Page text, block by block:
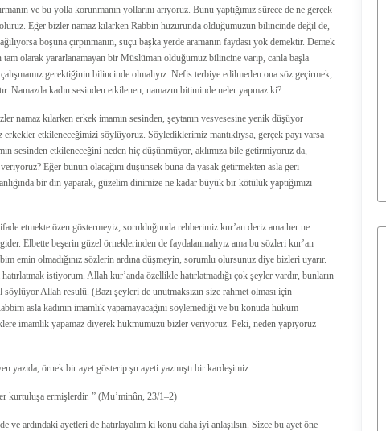
ve bu yolla korunmanın yollarını arıyoruz. Bunu yaptığımız sürece de ne gerçek
Eğer bizler namaz kılarken Rabbin huzurunda olduğumuzun bilincinde değil de,
boşuna çırpınmanın, suçu başka yerde aramanın faydası yok demektir. Demek
tam olarak yararlanamayan bir Müslüman olduğumuz bilincine varıp, canla başla
gerektiğinin bilincinde olmalıyız. Nefis terbiye edilmeden ona söz geçirmek,
Namazda kadın sesinden etkilenen, namazın bitiminde neler yapmaz ki?
namaz kılarken erkek imamın sesinden, şeytanın vesvesesine yenik düşüyor
etkileneceğimizi söylüyoruz. Söylediklerimiz mantıklıysa, gerçek payı varsa
sesinden etkileneceğini neden hiç düşünmüyor, aklımıza bile getirmiyoruz da,
veriyoruz? Eğer bunun olacağını düşünsek buna da yasak getirmekten asla geri
bir din yaparak, güzelim dinimize ne kadar büyük bir kötülük yaptığımızı
etmekte özen göstermeyiz, sorulduğunda rehberimiz kur’an deriz ama her ne
Elbette beşerin güzel örneklerinden de faydalanmalıyız ama bu sözleri kur’an
emin olmadığınız sözlerin ardına düşmeyin, sorumlu olursunuz diye bizleri uyarır.
istiyorum. Allah kur’anda özellikle hatırlatmadığı çok şeyler vardır, bunların
Allah resulü. (Bazı şeyleri de unutmaksızın size rahmet olması için
asla kadının imamlık yapamayacağını söylemediği ve bu konuda hüküm
imamlık yapamaz diyerek hükmümüzü bizler veriyoruz. Peki, neden yapıyoruz
yazıda, örnek bir ayet gösterip şu ayeti yazmıştı bir kardeşimiz.
kurtuluşa ermişlerdir. ” (Mu’minûn, 23/1–2)
ve ardındaki ayetleri de hatırlayalım ki konu daha iyi anlaşılsın. Sizce bu ayet öne